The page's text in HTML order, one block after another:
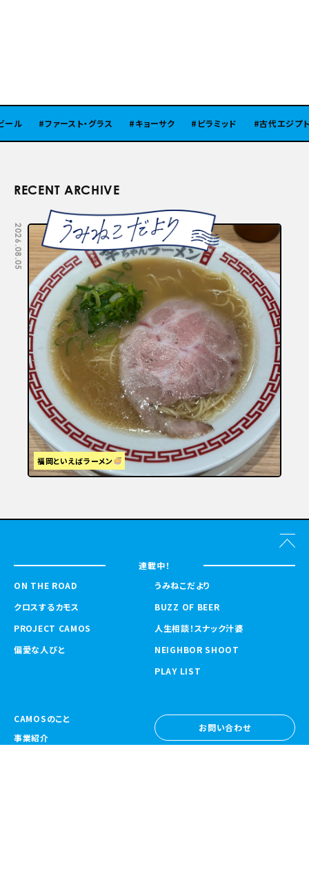
ファースト・グラス キョーサク ピラミッド 古代エジプト
RECENT ARCHIVE
2026.08.05
福岡といえばラーメン
連載中！
ON THE ROAD
クロスするカモス
PROJECT CAMOS
偏愛な人びと
うみねこだより
BUZZ OF BEER
人生相談！スナック汁婆
NEIGHBOR SHOOT
PLAY LIST
CAMOSのこと
事業紹介
お問い合わせ